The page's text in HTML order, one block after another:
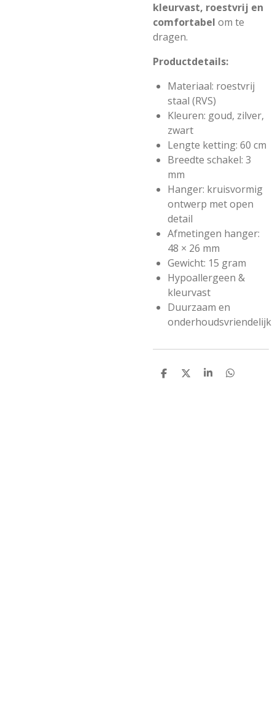
kleurvast, roestvrij en
comfortabel om te
dragen.
Productdetails:
Materiaal: roestvrij
staal (RVS)
Kleuren: goud, zilver,
zwart
Lengte ketting: 60 cm
Breedte schakel: 3
mm
Hanger: kruisvormig
ontwerp met open
detail
Afmetingen hanger:
48 × 26 mm
Gewicht: 15 gram
Hypoallergeen &
kleurvast
Duurzaam en
onderhoudsvriendelijk
D
D
S
D